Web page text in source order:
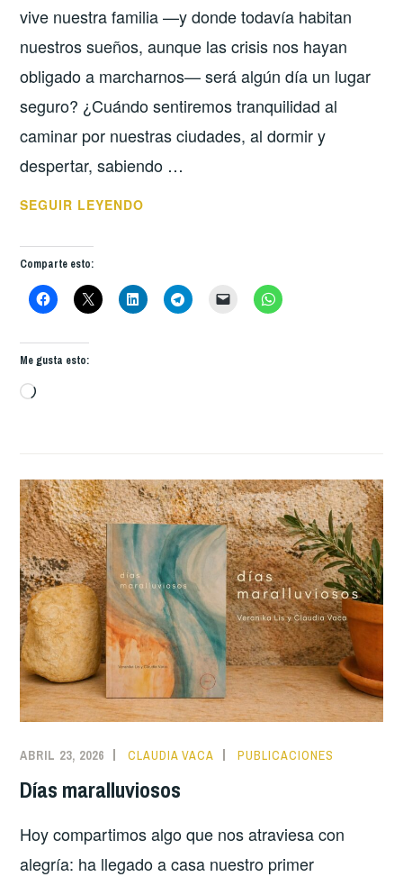
vive nuestra familia —y donde todavía habitan
nuestros sueños, aunque las crisis nos hayan
obligado a marcharnos— será algún día un lugar
seguro? ¿Cuándo sentiremos tranquilidad al
caminar por nuestras ciudades, al dormir y
despertar, sabiendo …
SEGUIR LEYENDO
Comparte esto:
Me gusta esto:
Cargando...
ABRIL 23, 2026 CLAUDIA VACA PUBLICACIONES
Días maralluviosos
Hoy compartimos algo que nos atraviesa con
alegría: ha llegado a casa nuestro primer